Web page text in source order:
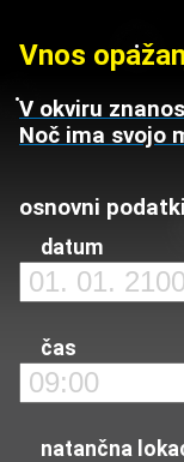
Vnos
V okviru
Noč ima svojo
osnovni podatki
datum
čas
natančna